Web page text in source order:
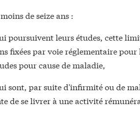
de seize ans :
poursuivent leurs études, cette
fixées par voie réglementaire pour
pour cause de maladie,
sont, par suite d'infirmité ou de
de se livrer à une activité